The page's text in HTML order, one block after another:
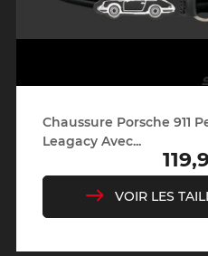
Chaussure Porsche 911
Leagacy Avec...
VOIR LES